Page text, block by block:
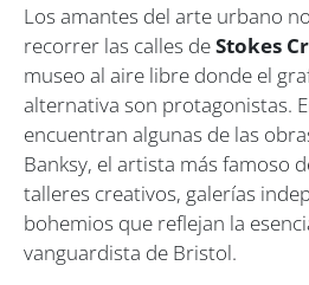
Los amantes del arte urbano
recorrer las calles deStokes
museo al aire libre donde el
alternativa son protagonistas.
encuentran algunas de las
Banksy, el artista más famoso
talleres creativos, galerías
bohemios que reflejan la
vanguardista de Bristol.